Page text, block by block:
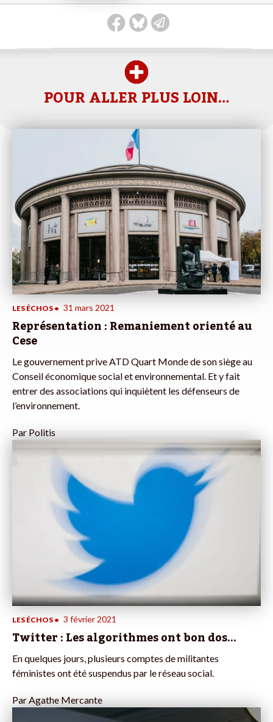
POUR ALLER PLUS LOIN…
LES ÉCHOS • 31 mars 2021
Représentation : Remaniement orienté au
Cese
Le gouvernement prive ATD Quart Monde de son siège au
Conseil économique social et environnemental. Et y fait
entrer des associations qui inquiètent les défenseurs de
l’environnement.
Par Politis
LES ÉCHOS • 3 février 2021
Twitter : Les algorithmes ont bon dos…
En quelques jours, plusieurs comptes de militantes
féministes ont été suspendus par le réseau social.
Par Agathe Mercante